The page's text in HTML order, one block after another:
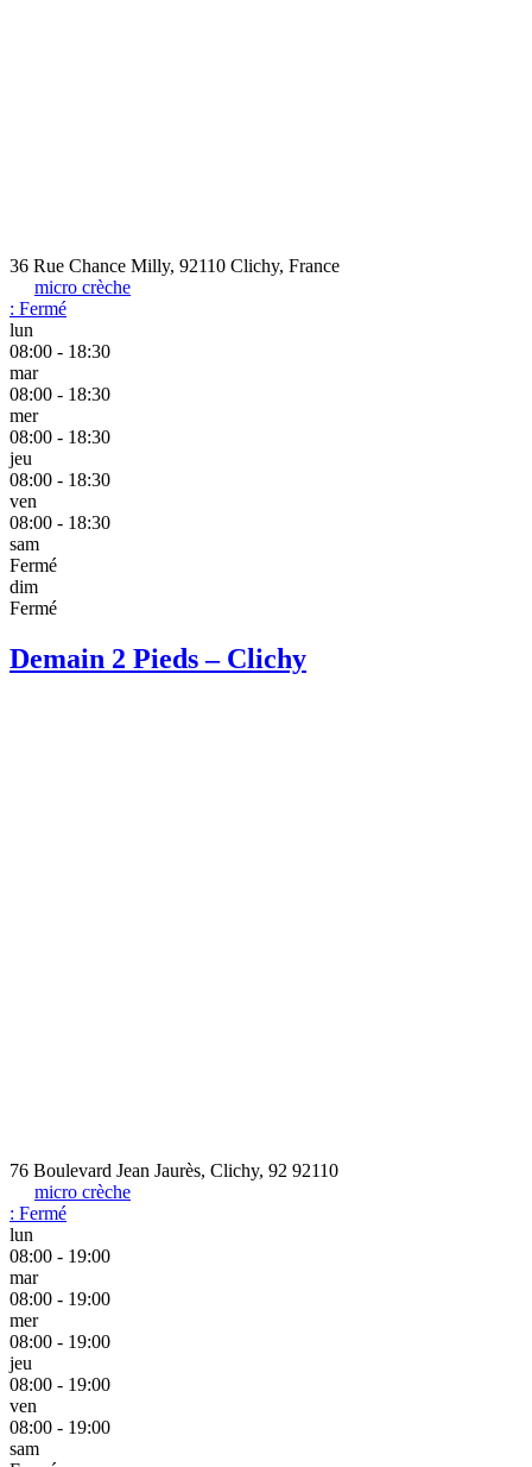
36 Rue Chance Milly, 92110 Clichy, France
micro crèche
: Fermé
lun
08:00 - 18:30
mar
08:00 - 18:30
mer
08:00 - 18:30
jeu
08:00 - 18:30
ven
08:00 - 18:30
sam
Fermé
dim
Fermé
Demain 2 Pieds – Clichy
76 Boulevard Jean Jaurès, Clichy, 92 92110
micro crèche
: Fermé
lun
08:00 - 19:00
mar
08:00 - 19:00
mer
08:00 - 19:00
jeu
08:00 - 19:00
ven
08:00 - 19:00
sam